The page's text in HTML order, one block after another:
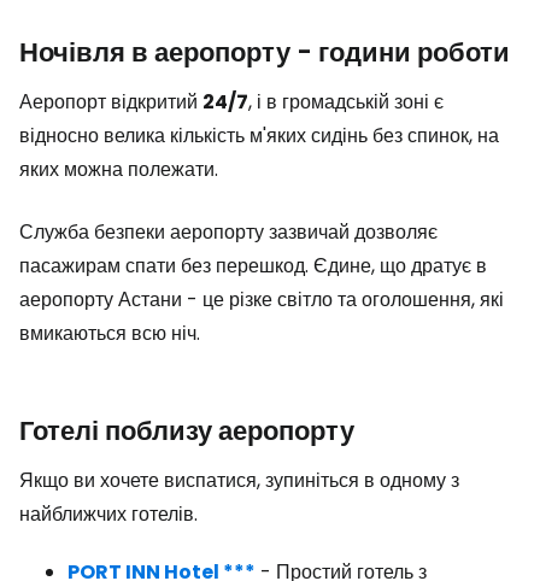
Ночівля в аеропорту - години роботи
Аеропорт відкритий 24/7, і в громадській зоні є
відносно велика кількість м'яких сидінь без спинок, на
яких можна полежати.
Служба безпеки аеропорту зазвичай дозволяє
пасажирам спати без перешкод. Єдине, що дратує в
аеропорту Астани - це різке світло та оголошення, які
вмикаються всю ніч.
Готелі поблизу аеропорту
Якщо ви хочете виспатися, зупиніться в одному з
найближчих готелів.
PORT INN Hotel *** - Простий готель з